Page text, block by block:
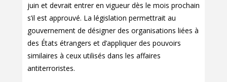
juin et devrait entrer en vigueur dès le mois prochain
s’il est approuvé. La législation permettrait au
gouvernement de désigner des organisations liées à
des États étrangers et d’appliquer des pouvoirs
similaires à ceux utilisés dans les affaires
antiterroristes.